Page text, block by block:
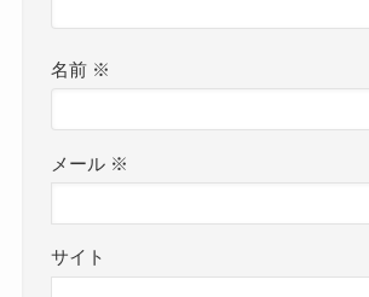
名前 ※
メール ※
サイト